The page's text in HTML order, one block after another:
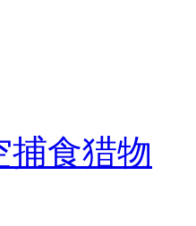
捕食猎物